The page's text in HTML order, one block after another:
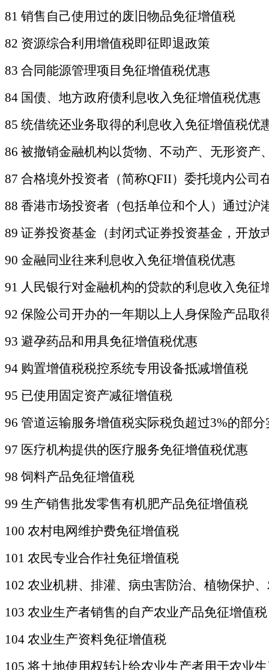
81 销售自己使用过的废旧物品免征增值税
82 资源综合利用增值税即征即退政策
83 合同能源管理项目免征增值税优惠
84 国债、地方政府债利息收入免征增值税优惠
85 统借统还业务取得的利息收入免征增值税优
86 被撤销金融机构以货物、不动产、无形资
87 合格境外投资者（简称QFII）委托境内公司
88 香港市场投资者（包括单位和个人）通过沪
89 证券投资基金（封闭式证券投资基金，开
90 金融同业往来利息收入免征增值税优惠
91 人民银行对金融机构的贷款的利息收入免征
92 保险公司开办的一年期以上人身保险产品取
93 避孕药品和用具免征增值税优惠
94 购置增值税税控系统专用设备抵减增值税
95 已使用固定资产减征增值税
96 管道运输服务增值税实际税负超过3%的部
97 医疗机构提供的医疗服务免征增值税优惠
98 饲料产品免征增值税
99 生产销售批发零售有机肥产品免征增值税
100 农村电网维护费免征增值税
101 农民专业合作社免征增值税
102 农业机耕、排灌、病虫害防治、植物保护
103 农业生产者销售的自产农业产品免征增值税
104 农业生产资料免征增值税
105 将土地使用权转让给农业生产者用于农业